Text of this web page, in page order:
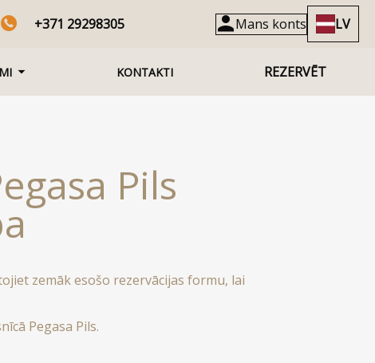
+371 29298305 Mans konts LV
KONTAKTI REZERVĒT
Pils
zemāk esošo rezervācijas formu, lai
Pegasa Pils.